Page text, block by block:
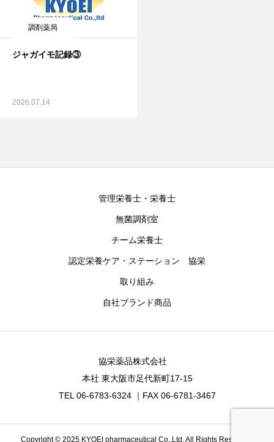
調剤薬局
ジャガイモ記録③
2026.07.14
管理栄養士・栄養士
無菌調剤室
チーム栄養士
認定栄養ケア・ステーション 協栄
取り組み
自社ブランド商品
協栄薬品株式会社
本社 東大阪市足代新町17-15
TEL 06-6783-6324 ｜FAX 06-6781-3467
Copyright © 2025 KYOEI pharmaceutical Co.,Ltd. All Rights Reserved.